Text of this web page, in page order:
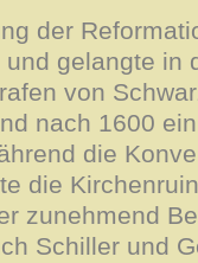
der
gelangte in
von
nach 1600
die
die
zunehmend
Schiller und